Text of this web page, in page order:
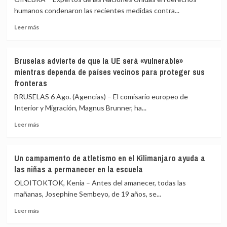
periodista
Kremlin
ataques
campamentos
y
Hadramaut
humanos condenaron las recientes medidas contra...
Leer másLeer
de
la
ONU
alertan
una
“Gaza
Bruselas advierte de que la UE será «vulnerable»
mientras dependa de países vecinos para proteger sus
fronteras
BRUSELAS 6 Ago. (Agencias) – El comisario europeo de
Interior y Migración, Magnus Brunner, ha...
Leer másLeer
advierte
de
que
UE
será
Un campamento de atletismo en el Kilimanjaro ayuda a
las niñas a permanecer en la escuela
OLOITOKTOK, Kenia – Antes del amanecer, todas las
mañanas, Josephine Sembeyo, de 19 años, se...
Leer másLeer